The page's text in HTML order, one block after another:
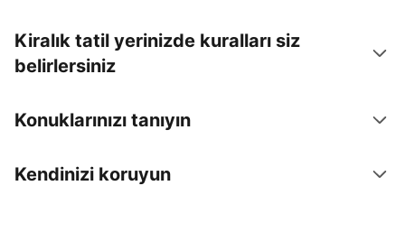
Kiralık tatil yerinizde kuralları siz
belirlersiniz
Konuklarınızı tanıyın
Kendinizi koruyun